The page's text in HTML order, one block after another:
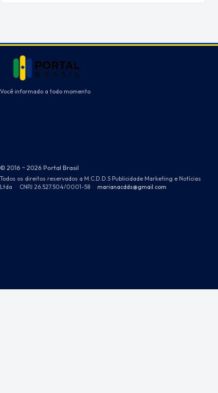
Você informado a todo momento
© 2016 ~ 2026 Portal Brasil
Todos os direitos reservados a M.C.D.D.S Publicidade Marketing e Notícias
Ltda · CNPJ 26.527.504/0001-58 · marianacdds@gmail.com